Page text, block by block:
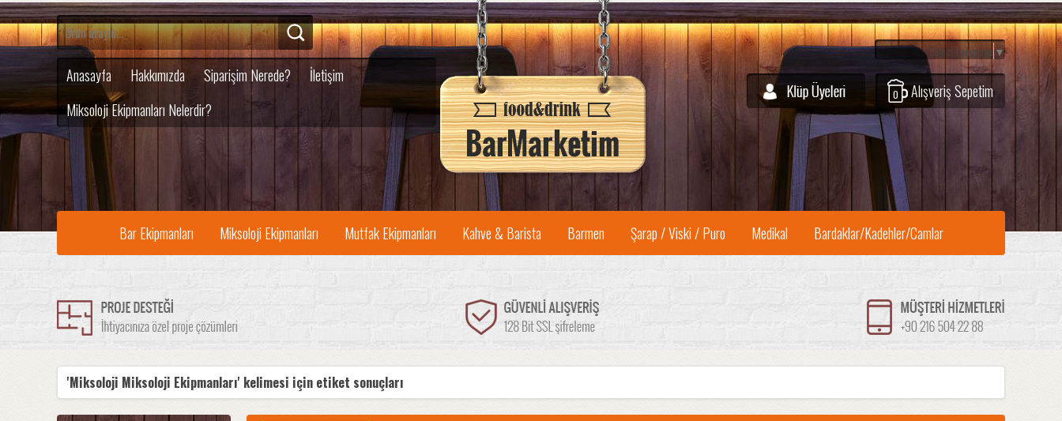
Anasayfa Hakkımızda Siparişim Nerede?
İletişim
Miksoloji Ekipmanları Nelerdir?
Alışveriş Sepetim
0
Select Language ▼
Bar Ekipmanları Miksoloji Ekipmanları Mutfak Ekipmanları Kahve & Barista Barmen Şarap / Viski / Puro Medikal Bardaklar/Kadehler/Camlar
'Miksoloji Miksoloji Ekipmanları' kelimesi için etiket sonuçları